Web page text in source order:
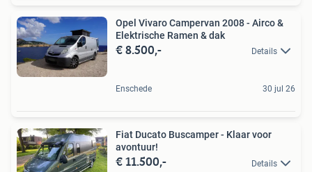
Opel Vivaro Campervan 2008 - Airco &
Elektrische Ramen & dak
€ 8.500,- Details
Enschede 30 jul 26
Fiat Ducato Buscamper - Klaar voor
avontuur!
€ 11.500,- Details